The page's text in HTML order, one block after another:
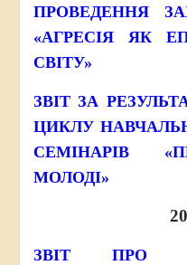
ПРОВЕДЕННЯ
«АГРЕСІЯ ЯК
СВІТУ»
ЗВІТЗА
ЦИКЛУ
СЕМІНАРІВ
МОЛОДІ»
ЗВІТ ПРО